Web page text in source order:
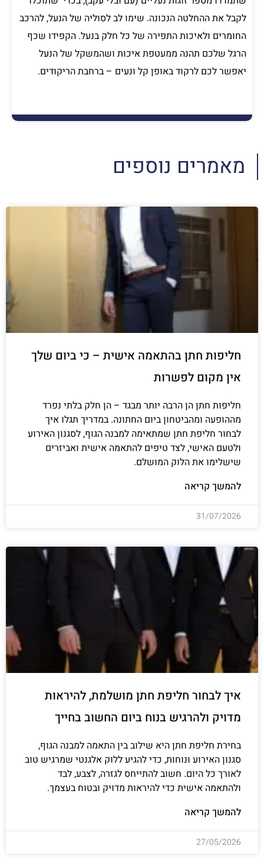
לקבל את ההחלטה הנכונה. שימו לב לסוליה של הנעל, להרכב
החומרים ולאיכות התפירה של כל חלק בנעל. הקפידו שכף
הרגל שלכם תהנה ממעטפת איכות ושהמשקל של הנעל
יאפשר לכם לרקוד באופן קל ונעים – ברחבת הריקודים.
מאמרים נוספים
חליפות חתן בהתאמה אישית – כי ביום שלך
אין מקום לפשרות
חליפות חתן הן הרבה יותר מבגד – הן חלק בלתי נפרד
מההופעה ומהביטחון ביום החתונה. במדריך תגלו איך
לבחור חליפת חתן שמתאימה למבנה הגוף, לסגנון האירוע
ולטעם האישי, לצד טיפים להתאמה אישית ואביזרים
שישלימו את הלוק המושלם.
להמשך קריאה
31/07/2026
איך לבחור חליפת חתן מושלמת, להיראות
מדויק ולהרגיש בנוח ביום החשוב בחייך
בחירת חליפת חתן היא שילוב בין התאמה למבנה הגוף,
סגנון האירוע ונוחות, כדי להגיע ללוק אלגנטי שמרגיש טוב
לאורך כל היום. חשוב להתייחס לגזרה, לצבע, לבד
ולהתאמה אישית כדי להיראות מדויק ובטוח בעצמך.
להמשך קריאה
27/05/2026